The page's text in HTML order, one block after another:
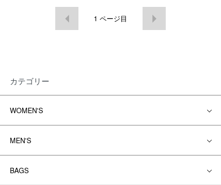
1 ページ目
カテゴリー
WOMEN'S
MEN'S
BAGS